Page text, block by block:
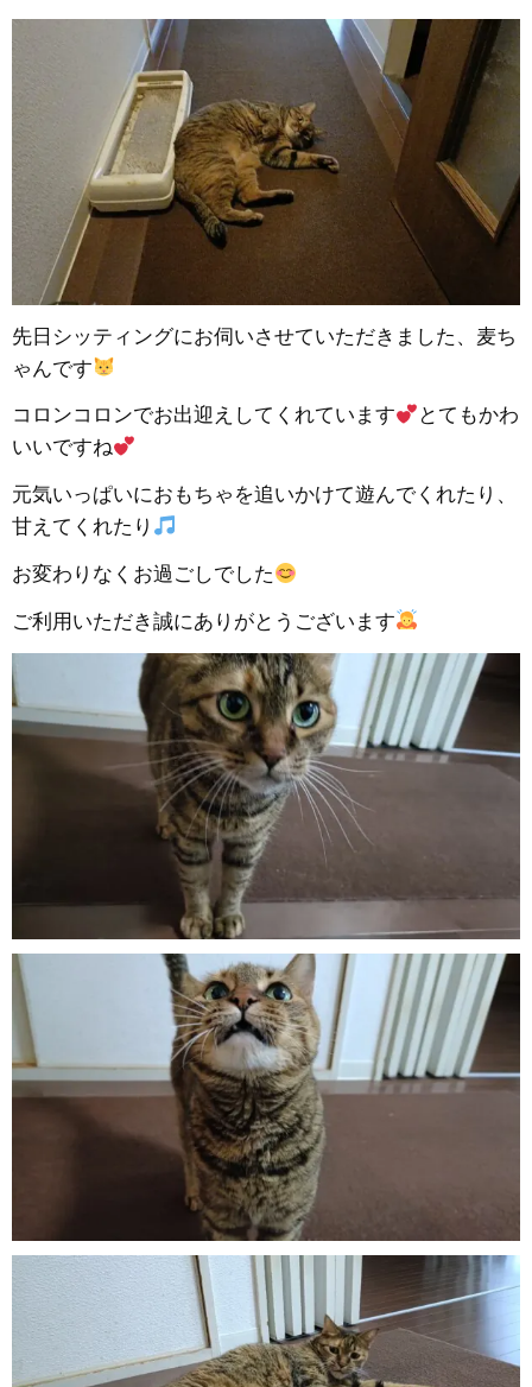
先日シッティングにお伺いさせていただきました、麦ち
ゃんです
コロンコロンでお出迎えしてくれています
とてもかわ
いいですね
元気いっぱいにおもちゃを追いかけて遊んでくれたり、
甘えてくれたり
お変わりなくお過ごしでした
ご利用いただき誠にありがとうございます